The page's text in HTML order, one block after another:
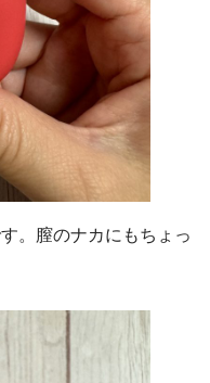
。膣のナカにもちょっ